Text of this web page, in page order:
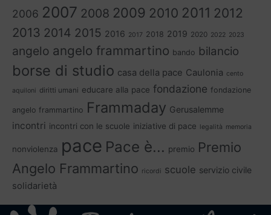
2006 2007 2008 2009 2010 2011 2012
2013 2014 2015 2016 2017 2018 2019 2020 2022 2023
angelo angelo frammartino bando bilancio
borse di studio casa della pace Caulonia cento
aquiloni diritti umani educare alla pace fondazione fondazione
angelo frammartino Frammaday Gerusalemme
incontri incontri con le scuole iniziative di pace legalità memoria
nonviolenza pace Pace è... premio Premio
Angelo Frammartino ricordi scuole servizio civile
solidarietà